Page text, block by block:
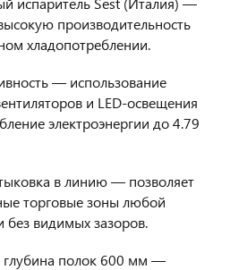
производительность
хладопотреблении.
— использование
и LED-освещения
электроэнергии до 4.79
в линию — позволяет
торговые зоны любой
без видимых зазоров.
полок 600 мм —